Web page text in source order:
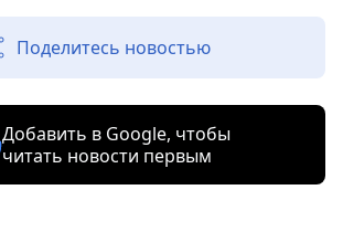
Поделитесь новостью
Добавить в Google, чтобы
читать новости первым